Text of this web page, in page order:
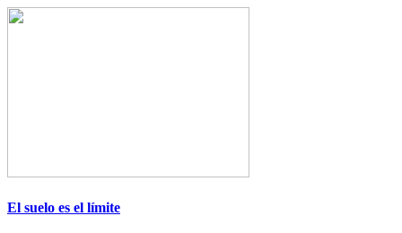
El suelo es el límite